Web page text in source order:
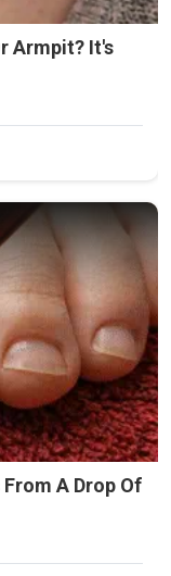
Armpit? It's
A Drop Of